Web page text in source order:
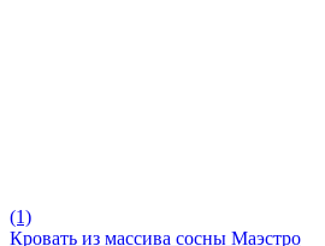
(1)
Кровать из массива сосны Маэстро